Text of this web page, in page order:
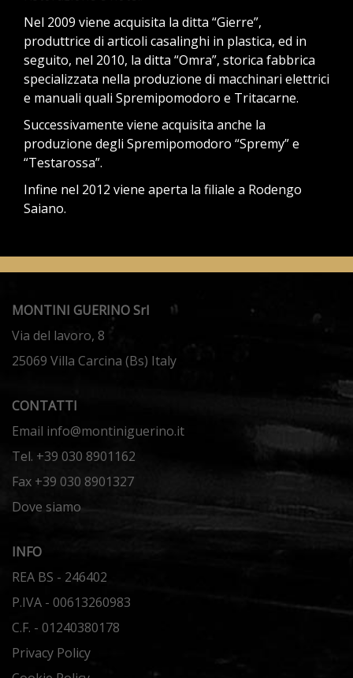
Nel 2009 viene acquisita la ditta “Gierre”,
produttrice di articoli casalinghi in plastica, ed in
seguito, nel 2010, la ditta “Omra”, storica fabbrica
specializzata nella produzione di macchinari elettrici
e manuali quali Spremipomodoro e Tritacarne.
Successivamente viene acquisita anche la
produzione degli Spremipomodoro “Spremy” e
“Testarossa”.
Infine nel 2012 viene aperta la filiale a Rodengo
Saiano.
MONTINI GUERINO Srl
Via del lavoro, 8
25069 Villa Carcina (Bs) Italy
CONTATTI
Email info@montiniguerino.it
Tel. +39 030 8901162
Fax +39 030 8901327
Dove siamo
INFO
REA BS - 246402
P.IVA - 00613260983
C.F. - 01240380178
Privacy Policy